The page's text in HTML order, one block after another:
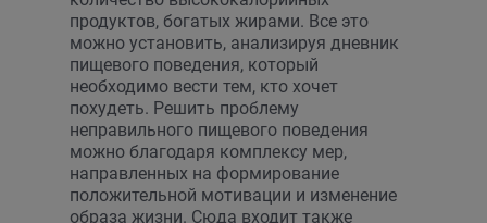
продуктов, богатых жирами. Все это
можно установить, анализируя дневник
пищевого поведения, который
необходимо вести тем, кто хочет
похудеть. Решить проблему
неправильного пищевого поведения
можно благодаря комплексу мер,
направленных на формирование
положительной мотивации и изменение
образа жизни. Сюда входит также